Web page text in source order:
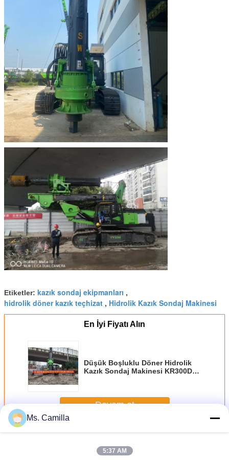
Etiketler: kazık sondaj ekipmanları ,
hidrolik döner kazık teçhizat , Hidrolik Kazık Sondaj Makinesi
En İyi Fiyatı Alın
Düşük Boşluklu Döner Hidrolik
Kazık Sondaj Makinesi KR300DS
Devam et
DahaDöner kazık teçhizat
Ms. Camilla
5:37 AM